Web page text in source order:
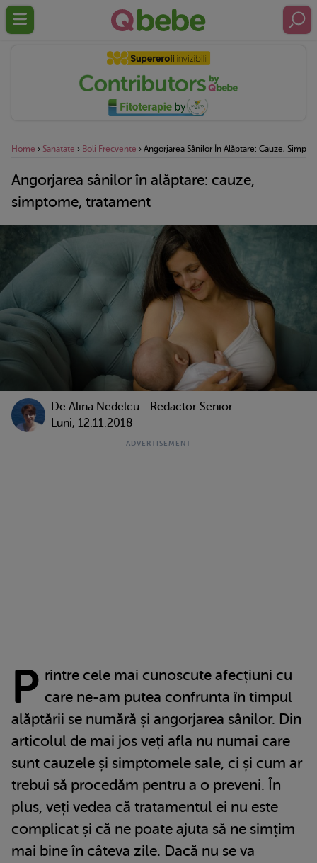
Home › Sanatate › Boli Frecvente › Angorjarea Sânilor În Alăptare: Cauze,
Angorjarea sânilor în alăptare: cauze,
simptome, tratament
De Alina Nedelcu - Redactor Senior
Luni, 12.11.2018
P rintre cele mai cunoscute afecțiuni cu
care ne-am putea confrunta în timpul
alăptării se numără și angorjarea sânilor. Din
articolul de mai jos veți afla nu numai care
sunt cauzele și simptomele sale, ci și cum ar
trebui să procedăm pentru a o preveni. În
plus, veți vedea că tratamentul ei nu este
complicat și că ne poate ajuta să ne simțim
mai bine în câteva zile. Dacă nu se va